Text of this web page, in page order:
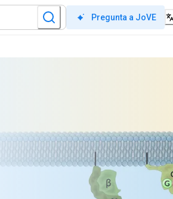
Pregunta a JoVE